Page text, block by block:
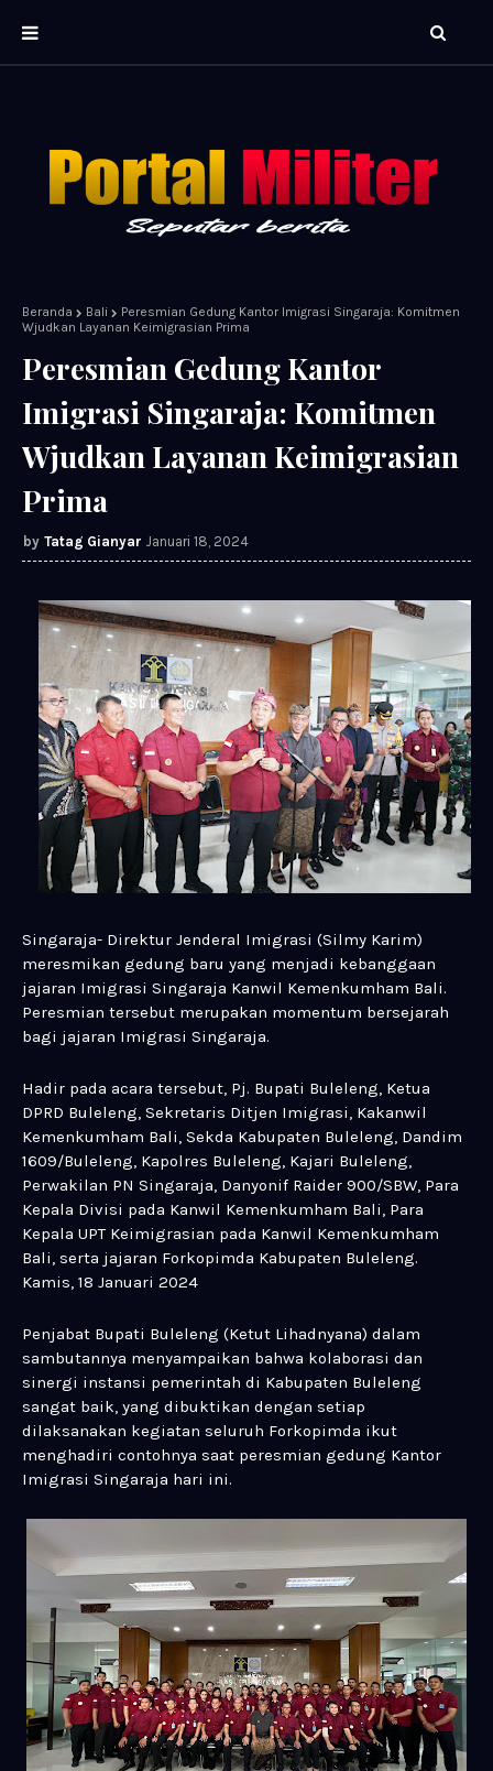
Beranda Bali
Peresmian Gedung Kantor Imigrasi Singaraja: Komitmen
Wjudkan Layanan Keimigrasian Prima
Peresmian Gedung Kantor
Imigrasi Singaraja: Komitmen
Wjudkan Layanan Keimigrasian
Prima
Tatag Gianyar Januari 18, 2024
Singaraja- Direktur Jenderal Imigrasi (Silmy Karim)
meresmikan gedung baru yang menjadi kebanggaan
jajaran Imigrasi Singaraja Kanwil Kemenkumham Bali.
Peresmian tersebut merupakan momentum bersejarah
bagi jajaran Imigrasi Singaraja.
Hadir pada acara tersebut, Pj. Bupati Buleleng, Ketua
DPRD Buleleng, Sekretaris Ditjen Imigrasi, Kakanwil
Kemenkumham Bali, Sekda Kabupaten Buleleng, Dandim
1609/Buleleng, Kapolres Buleleng, Kajari Buleleng,
Perwakilan PN Singaraja, Danyonif Raider 900/SBW, Para
Kepala Divisi pada Kanwil Kemenkumham Bali, Para
Kepala UPT Keimigrasian pada Kanwil Kemenkumham
Bali, serta jajaran Forkopimda Kabupaten Buleleng.
Kamis, 18 Januari 2024
Penjabat Bupati Buleleng (Ketut Lihadnyana) dalam
sambutannya menyampaikan bahwa kolaborasi dan
sinergi instansi pemerintah di Kabupaten Buleleng
sangat baik, yang dibuktikan dengan setiap
dilaksanakan kegiatan seluruh Forkopimda ikut
menghadiri contohnya saat peresmian gedung Kantor
Imigrasi Singaraja hari ini.